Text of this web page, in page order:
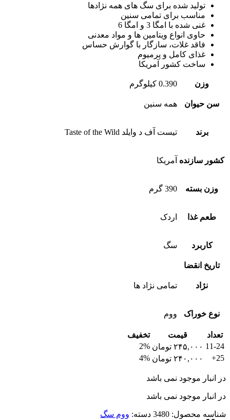
تولید شده برای سگ های همه نژادها
مناسب برای تمامی سنین
غنی شده با امگا 3 و امگا 6
حاوی انواع ویتامین ها و مواد معدنی
فاقد غلات، سازگار با گوارش حساس
غذای کامل و پرمیوم
ساخت کشور آمریکا
وزن 0.390 کیلوگرم
سن حیوان همه سنین
برند تیست آف د وایلد Taste of the Wild
کشور سازنده آمریکا
وزن بسته 390 گرم
طعم غذا اردک
کاربرد سگ
تاریخ انقضا
نژاد تمامی نژاد ها
نوع خوراک ووم
تعداد قیمت
تخفیف
11-24 ۲۴۵,۰۰۰ تومان 2%
25+
۲۴۰,۰۰۰ تومان 4%
در انبار موجود نمی باشد
در انبار موجود نمی باشد
شناسه محصول: 3480 دسته: ووم سگ